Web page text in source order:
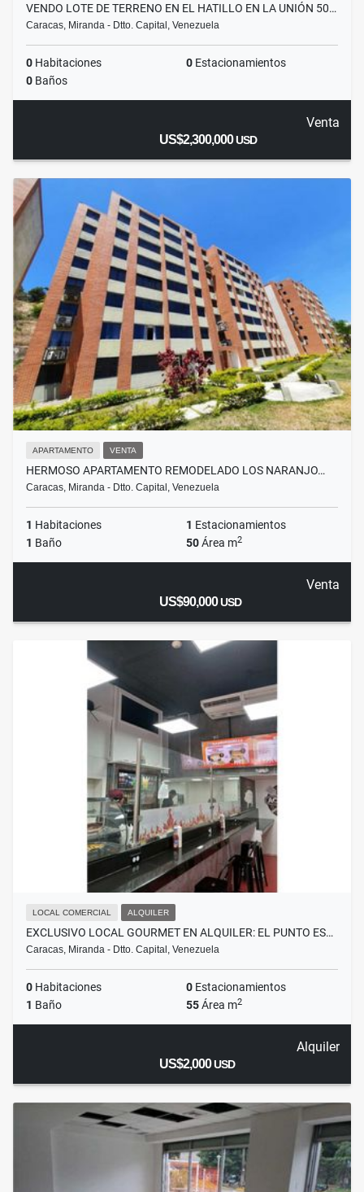
VENDO LOTE DE TERRENO EN EL HATILLO EN LA UNIÓN 50…
Caracas, Miranda - Dtto. Capital, Venezuela
0 Habitaciones 0 Estacionamientos
0 Baños
Venta
US$2,300,000USD
APARTAMENTO VENTA
HERMOSO APARTAMENTO REMODELADO LOS NARANJO…
Caracas, Miranda - Dtto. Capital, Venezuela
1 Habitaciones 1 Estacionamientos
1 Baño 50Área m2
Venta
US$90,000USD
LOCAL COMERCIAL ALQUILER
EXCLUSIVO LOCAL GOURMET EN ALQUILER: EL PUNTO ES…
Caracas, Miranda - Dtto. Capital, Venezuela
0 Habitaciones 0 Estacionamientos
1 Baño 55Área m2
Alquiler
US$2,000USD